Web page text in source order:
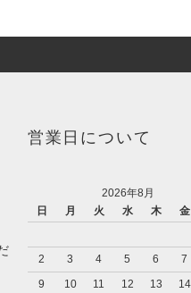
営業日について
2026年8月
日
月 火 水 木 金
2
3 4 5 6 7
9
10 11 12 13 14